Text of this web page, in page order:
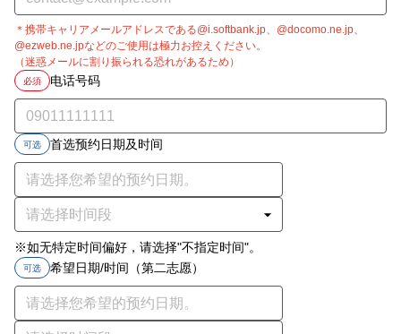
＊携帯キャリアメールアドレスである@i.softbank.jp、@docomo.ne.jp、
@ezweb.ne.jpなどのご使用は極力お控えください。
（迷惑メールに割り振られる恐れがあるため）
必須 电话号码
可选 首选预约日期及时间
※如无特定时间偏好，请选择"不指定时间"。
可选 希望日期/时间（第二志愿）